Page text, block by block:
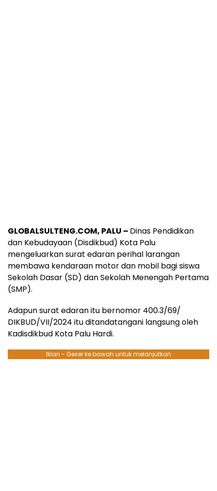
GLOBALSULTENG.COM, PALU – Dinas Pendidikan
dan Kebudayaan (Disdikbud) Kota Palu
mengeluarkan surat edaran perihal larangan
membawa kendaraan motor dan mobil bagi siswa
Sekolah Dasar (SD) dan Sekolah Menengah Pertama
(SMP).
Adapun surat edaran itu bernomor 400.3/69/
DIKBUD/VII/2024 itu ditandatangani langsung oleh
Kadisdikbud Kota Palu Hardi.
Iklan - Geser ke bawah untuk melanjutkan